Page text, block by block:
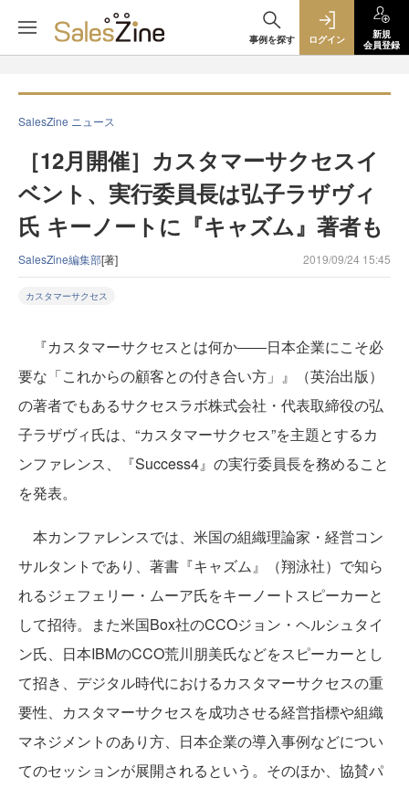
事例を探す ログイン
新規
会員登録
SalesZine ニュース
［12月開催］カスタマーサクセスイ
ベント、実行委員長は弘子ラザヴィ
氏 キーノートに『キャズム』著者も
SalesZine編集部[著] 2019/09/24 15:45
カスタマーサクセス
『カスタマーサクセスとは何か――日本企業にこそ必
要な「これからの顧客との付き合い方」』（英治出版）
の著者でもあるサクセスラボ株式会社・代表取締役の弘
子ラザヴィ氏は、“カスタマーサクセス”を主題とするカ
ンファレンス、『Success4』の実行委員長を務めること
を発表。
本カンファレンスでは、米国の組織理論家・経営コン
サルタントであり、著書『キャズム』（翔泳社）で知ら
れるジェフェリー・ムーア氏をキーノートスピーカーと
して招待。また米国Box社のCCOジョン・ヘルシュタイ
ン氏、日本IBMのCCO荒川朋美氏などをスピーカーとし
て招き、デジタル時代におけるカスタマーサクセスの重
要性、カスタマーサクセスを成功させる経営指標や組織
マネジメントのあり方、日本企業の導入事例などについ
てのセッションが展開されるという。そのほか、協賛パ